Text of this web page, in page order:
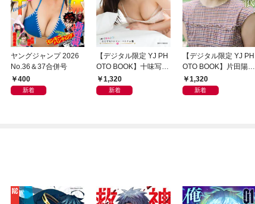
ヤングジャンプ 2026
No.36＆37合併号
400
新着
【デジタル限定 YJ PH
OTO BOOK】十味写真
集「続・『ぽみ』！？
どこでもトレイン・ベ
1,320
新着
【デジタル限定 YJ PH
OTO BOOK】片田陽依
写真集「羽色日和」
1,320
新着